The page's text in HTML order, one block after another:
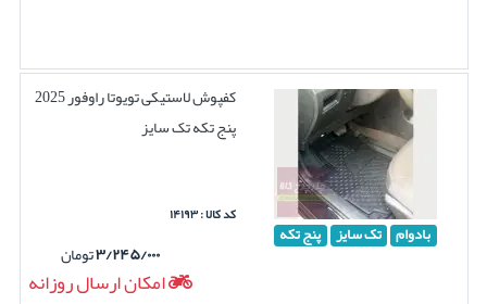
بادوام تک سایز پنج تکه
کفپوش لاستیکی تویوتا راوفور 2025
پنج تکه تک سایز
کد کالا : ۱۴۱۹۳
۳/۲۴۵/۰۰۰تومان
امکان ارسال روزانه